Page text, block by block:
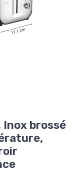
brossé